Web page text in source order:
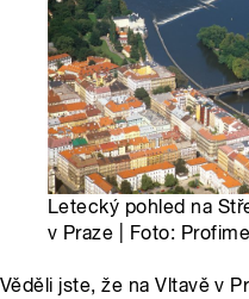
Letecký pohled na
v Praze | Foto:
Věděli jste, že na Vltavě v